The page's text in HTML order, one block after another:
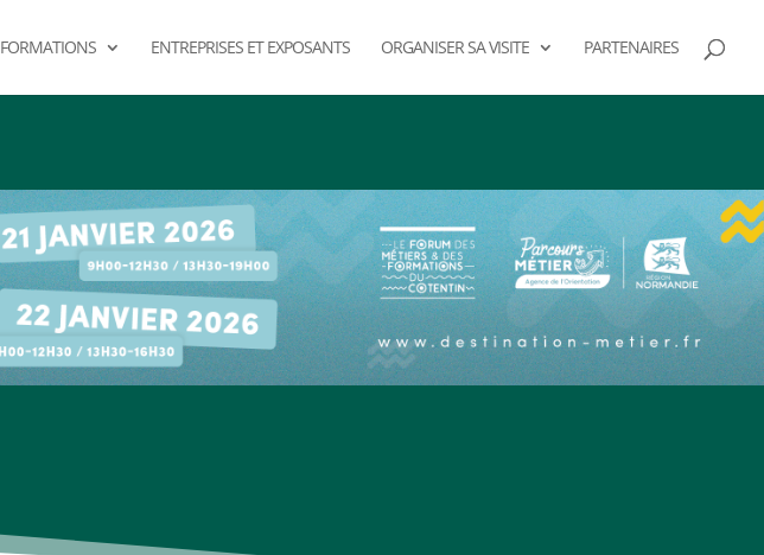
FORMATIONS ENTREPRISES ET EXPOSANTS ORGANISER SA VISITE PARTENAIRES